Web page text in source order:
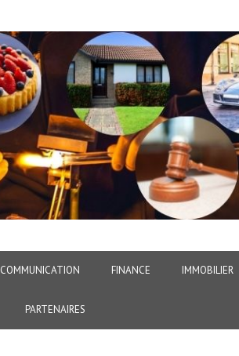
COMMUNICATION FINANCE IMMOBILIER
PARTENAIRES